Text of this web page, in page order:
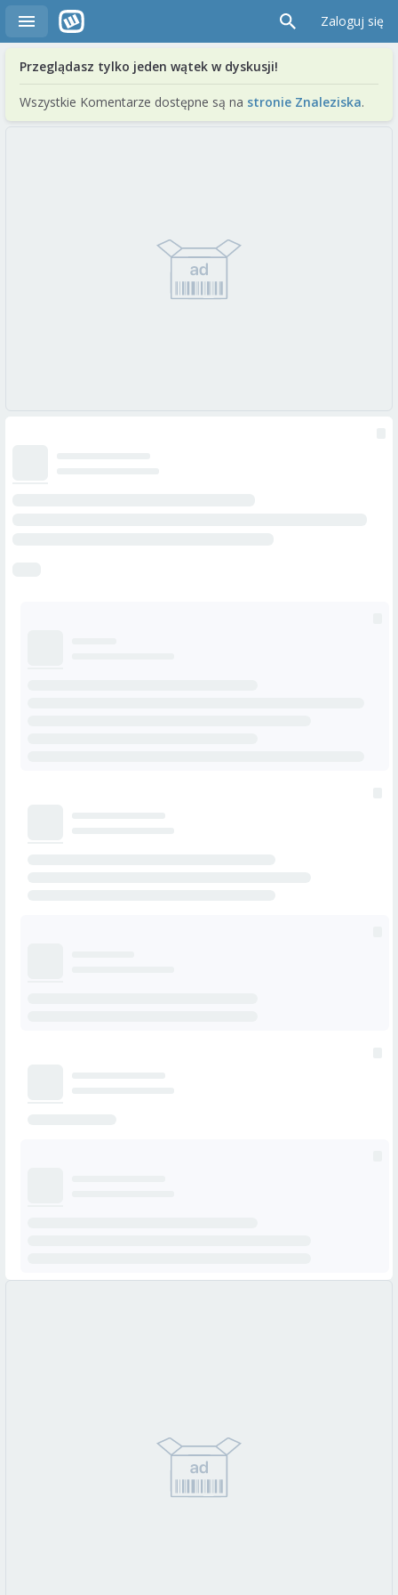
Zaloguj się
Przeglądasz tylko jeden wątek w dyskusji!
Wszystkie Komentarze dostępne są na stronie Znaleziska.